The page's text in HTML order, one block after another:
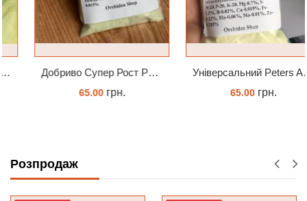
Добриво Супер Рост Peters Hi Nitro 30-10-10 + мікроелементи
65.00грн.
Універсальний Peters Allrounder 20-20-20+ТЕ
65.00грн.
Розпродаж